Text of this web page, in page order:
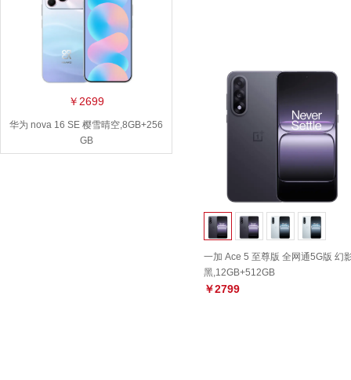
￥2699
华为 nova 16 SE 樱雪晴空,8GB+256
GB
一加 Ace 5 至尊版 全网通5G版 幻
黑,12GB+512GB
￥2799